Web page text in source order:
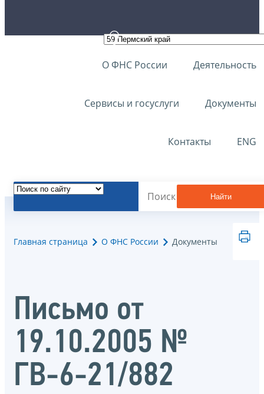
О ФНС России Деятельность
Сервисы и госуслуги Документы
Контакты ENG
Найти
Главная страница О ФНС России Документы
Письмо от
19.10.2005 №
ГВ-6-21/882